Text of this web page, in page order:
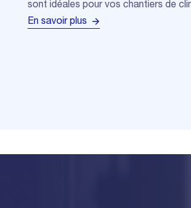
sont idéales pour vos chantiers de
En savoir plus